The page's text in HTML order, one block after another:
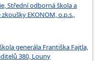
Střední odborná škola a
EKONOM, o.p.s.,
generála Františka Fajtla,
380, Louny